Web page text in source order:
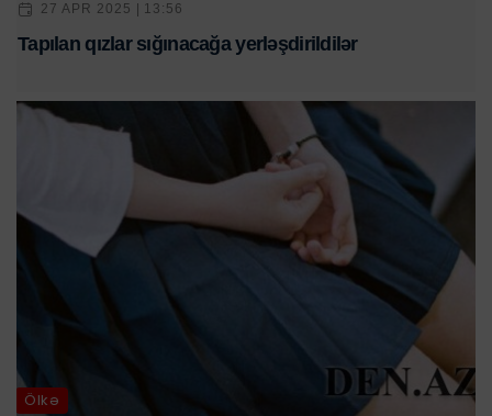
27 APR 2025 | 13:56
Tapılan qızlar sığınacağa yerləşdirildilər
Ölkə